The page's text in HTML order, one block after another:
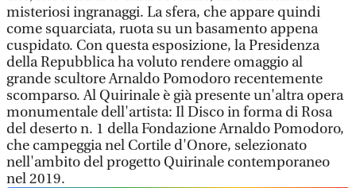
misteriosi ingranaggi. La sfera, che appare quindi
come squarciata, ruota su un basamento appena
cuspidato. Con questa esposizione, la Presidenza
della Repubblica ha voluto rendere omaggio al
grande scultore Arnaldo Pomodoro recentemente
scomparso. Al Quirinale è già presente un'altra opera
monumentale dell'artista: Il Disco in forma di Rosa
del deserto n. 1 della Fondazione Arnaldo Pomodoro,
che campeggia nel Cortile d'Onore, selezionato
nell'ambito del progetto Quirinale contemporaneo
nel 2019.